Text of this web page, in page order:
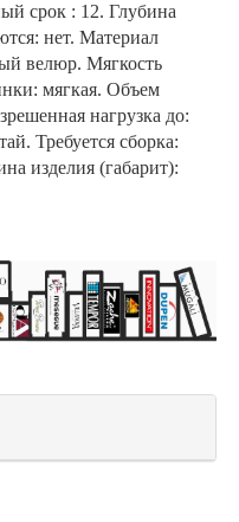
срок : 12. Глубина
нет. Материал
велюр. Мягкость
мягкая. Объем
нагрузка до:
Требуется сборка:
изделия (габарит):